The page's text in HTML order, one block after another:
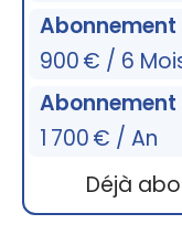
900 € / 6
Abonnement
1 700 € / An
Déjà